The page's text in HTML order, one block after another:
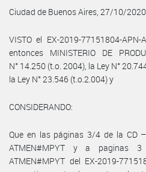
Ciudad de Buenos Aires, 27/10/2020
VISTO el EX-2019-77151804-
entonces MINISTERIO DE
N° 14.250 (t.o. 2004), la Ley N°
la Ley N° 23.546 (t.o.2.004) y
CONSIDERANDO:
Que en las páginas 3/4 de la
ATMEN#MPYT y a paginas 3
ATMEN#MPYT del EX-2019-